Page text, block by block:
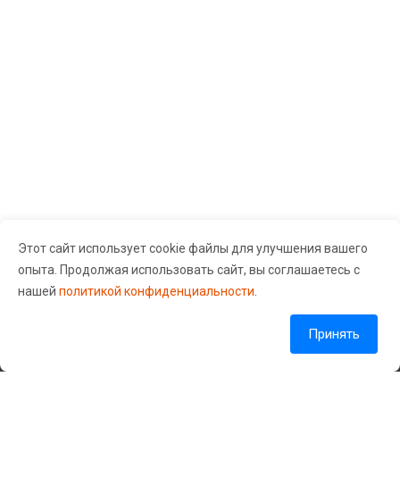
другая — телефон не держит зарядку даже если
не используется. Мастера нашего сервисного
центра в таком случае «прозванивают»
аккумулятор, определяя его техническое
состояние — это позволяет быстро выявить
причину выхода элемента питания из строя. Если
Сервисный центр «Guru Gsm» © 2026 Все права защищены.
Этот сайт использует cookie файлы для улучшения вашего
опыта. Продолжая использовать сайт, вы соглашаетесь с
нашей политикой конфиденциальности
Принять